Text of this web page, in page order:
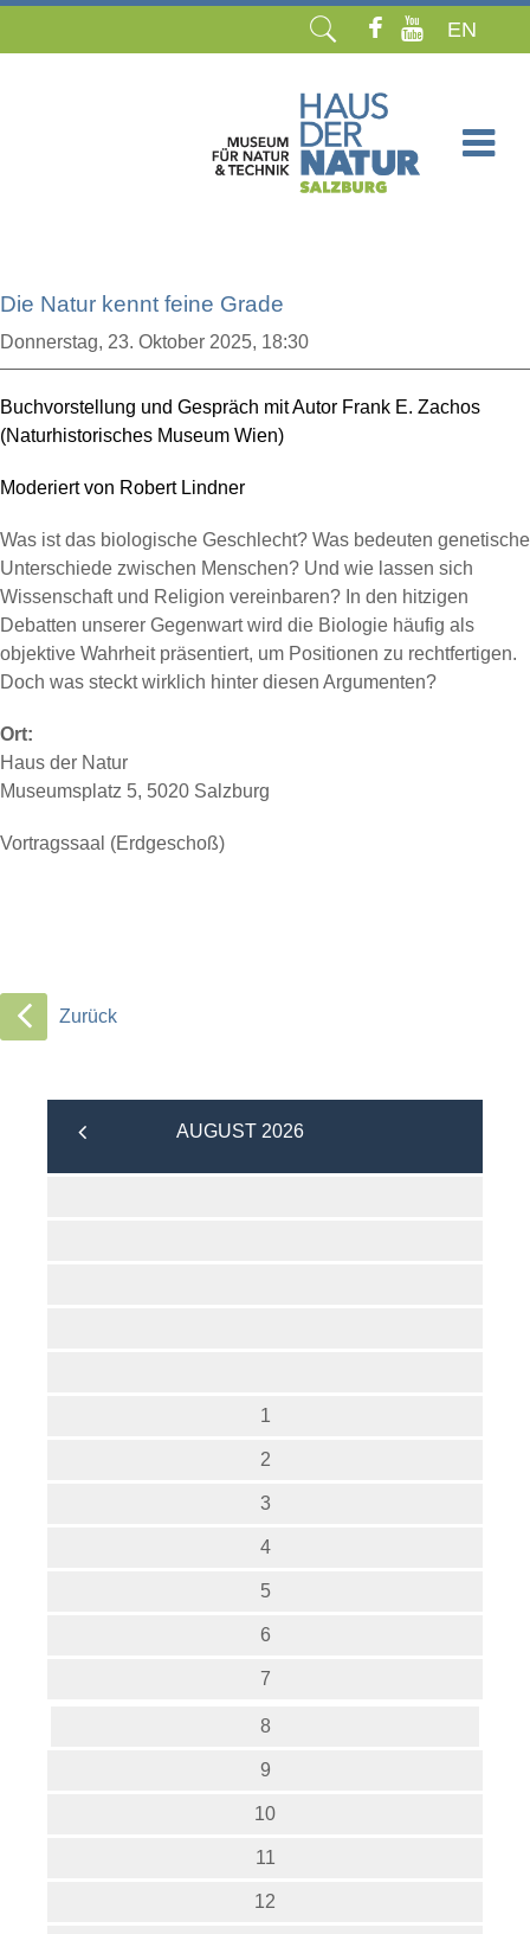
EN
Die Natur kennt feine Grade
Donnerstag, 23. Oktober 2025, 18:30
Buchvorstellung und Gespräch mit Autor Frank E. Zachos
(Naturhistorisches Museum Wien)
Moderiert von Robert Lindner
Was ist das biologische Geschlecht? Was bedeuten genetische
Unterschiede zwischen Menschen? Und wie lassen sich
Wissenschaft und Religion vereinbaren? In den hitzigen
Debatten unserer Gegenwart wird die Biologie häufig als
objektive Wahrheit präsentiert, um Positionen zu rechtfertigen.
Doch was steckt wirklich hinter diesen Argumenten?
Ort:
Haus der Natur
Museumsplatz 5, 5020 Salzburg
Vortragssaal (Erdgeschoß)
Zurück
AUGUST 2026
1
2
3
4
5
6
7
8
9
10
11
12